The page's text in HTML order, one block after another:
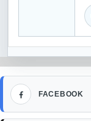
FACEBOOK
Facebook